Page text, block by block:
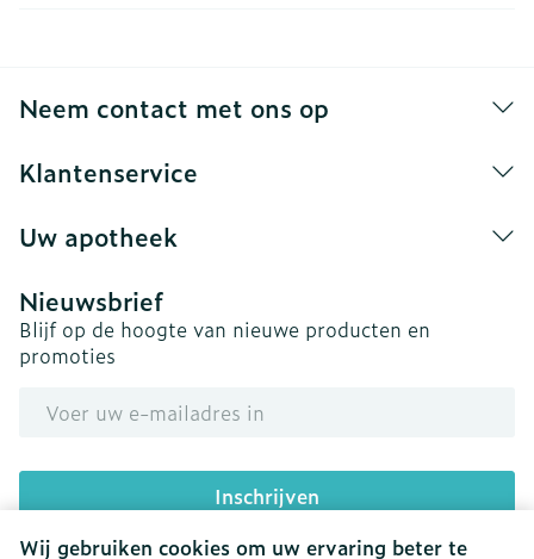
Wij gebruiken cookies om uw ervaring beter te
Neem contact met ons op
Klantenservice
Uw apotheek
Nieuwsbrief
Blijf op de hoogte van nieuwe producten en
promoties
Inschrijven
Door op inschrijven te klikken, schrijft u zich in voor onze